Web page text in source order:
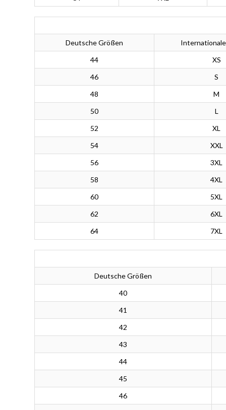
Deutsche Größen
44
XS
46
S
48
M
50
L
52
XL
54
XXL
56
3XL
58
4XL
60
5XL
62
6XL
64
7XL
Deutsche Größen
40
41
42
43
44
45
46